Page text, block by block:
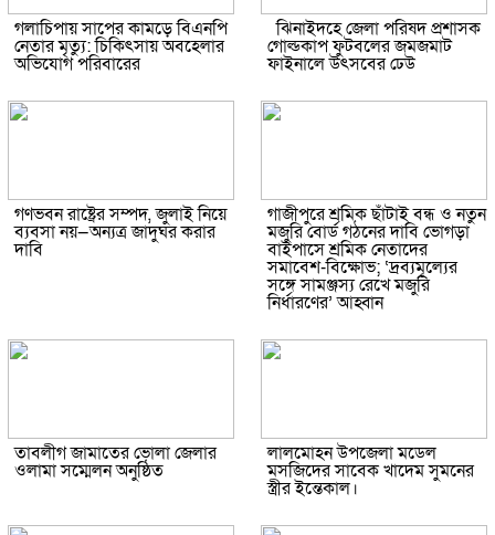
গলাচিপায় সাপের কামড়ে বিএনপি
নেতার মৃত্যু: চিকিৎসায় অবহেলার
অভিযোগ পরিবারের
ঝিনাইদহে জেলা পরিষদ প্রশাসক
গোল্ডকাপ ফুটবলের জমজমাট
ফাইনালে উৎসবের ঢেউ
গণভবন রাষ্ট্রের সম্পদ, জুলাই নিয়ে
ব্যবসা নয়—অন্যত্র জাদুঘর করার
দাবি
গাজীপুরে শ্রমিক ছাঁটাই বন্ধ ও নতুন
মজুরি বোর্ড গঠনের দাবি ভোগড়া
বাইপাসে শ্রমিক নেতাদের
সমাবেশ-বিক্ষোভ; ‘দ্রব্যমূল্যের
সঙ্গে সামঞ্জস্য রেখে মজুরি
নির্ধারণের’ আহ্বান
তাবলীগ জামাতের ভোলা জেলার
ওলামা সম্মেলন অনুষ্ঠিত
লালমোহন উপজেলা মডেল
মসজিদের সাবেক খাদেম সুমনের
স্ত্রীর ইন্তেকাল।